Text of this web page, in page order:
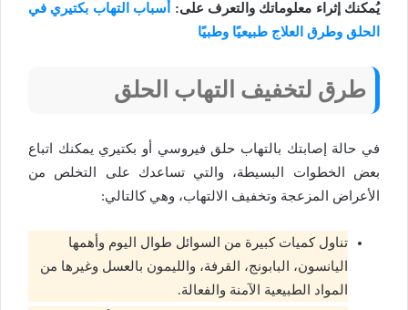
يُمكنك إثراء معلوماتك والتعرف على:
أسباب التهاب بكتيري في
الحلق وطرق العلاج طبيعيًا وطبيًا
طرق لتخفيف التهاب الحلق
في حالة إصابتك بالتهاب حلق فيروسي أو بكتيري يمكنك اتباع
بعض الخطوات البسيطة، والتي تساعدك على التخلص من
الأعراض المزعجة وتخفيف الالتهاب، وهي كالتالي:
تناول كميات كبيرة من السوائل طوال اليوم وأهمها
اليانسون، البابونج، القرفة، والليمون بالعسل وغيرها من
المواد الطبيعية الآمنة والفعالة.